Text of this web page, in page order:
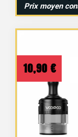
Prix moyen
10,90 €